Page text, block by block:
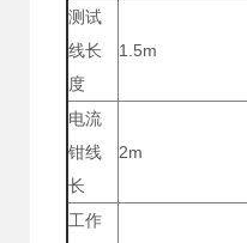
测试
线长
度
1.5m
电流
钳线
长
2m
工作